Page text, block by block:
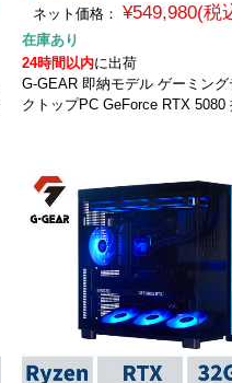
ネット価格：
¥549,980(税
在庫あり
24時間以内に出荷
G-GEAR 即納モデル ゲーミング
クトップPC GeForce RTX 5080